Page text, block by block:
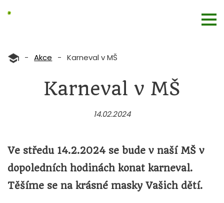
- Akce - Karneval v MŠ
Karneval v MŠ
14.02.2024
Ve středu 14.2.2024 se bude v naší MŠ v
dopoledních hodinách konat karneval.
Těšíme se na krásné masky Vašich dětí.